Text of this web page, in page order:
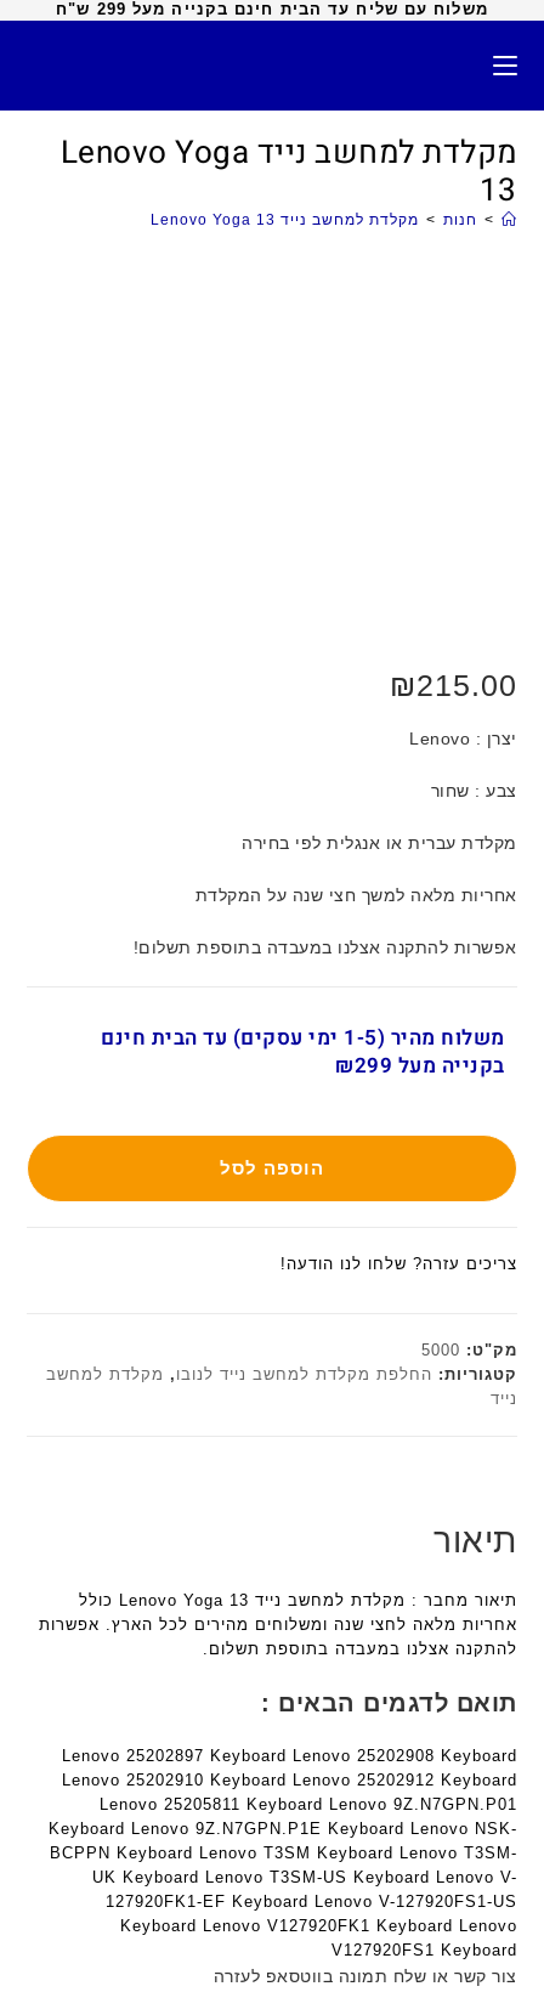
משלוח עם שליח עד הבית חינם בקנייה מעל 299 ש"ח
מקלדת למחשב נייד Lenovo Yoga
13
> חנות > מקלדת למחשב נייד Lenovo Yoga 13
₪215.00
יצרן : Lenovo
צבע : שחור
מקלדת עברית או אנגלית לפי בחירה
אחריות מלאה למשך חצי שנה על המקלדת
אפשרות להתקנה אצלנו במעבדה בתוספת תשלום!
משלוח מהיר (1-5 ימי עסקים) עד הבית חינם
בקנייה מעל ₪299
הוספה לסל
צריכים עזרה? שלחו לנו הודעה!
מק"ט: 5000
קטגוריות: החלפת מקלדת למחשב נייד לנובו , מקלדת למחשב
נייד
תיאור
תיאור מחבר : מקלדת למחשב נייד Lenovo Yoga 13 כולל
אחריות מלאה לחצי שנה ומשלוחים מהירים לכל הארץ. אפשרות
להתקנה אצלנו במעבדה בתוספת תשלום.
תואם לדגמים הבאים :
Lenovo 25202897 Keyboard Lenovo 25202908 Keyboard
Lenovo 25202910 Keyboard Lenovo 25202912 Keyboard
Lenovo 25205811 Keyboard Lenovo 9Z.N7GPN.P01
Keyboard Lenovo 9Z.N7GPN.P1E Keyboard Lenovo NSK-
BCPPN Keyboard Lenovo T3SM Keyboard Lenovo T3SM-
UK Keyboard Lenovo T3SM-US Keyboard Lenovo V-
127920FK1-EF Keyboard Lenovo V-127920FS1-US
Keyboard Lenovo V127920FK1 Keyboard Lenovo
V127920FS1 Keyboard
צור קשר או שלח תמונה בווטסאפ לעזרה